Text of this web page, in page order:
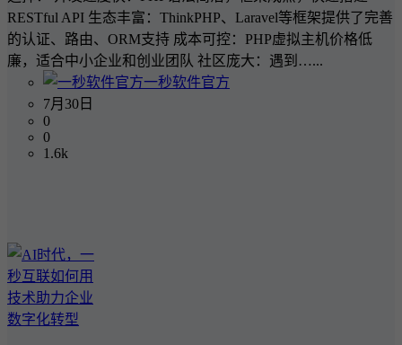
RESTful API 生态丰富：ThinkPHP、Laravel等框架提供了完善
的认证、路由、ORM支持 成本可控：PHP虚拟主机价格低
廉，适合中小企业和创业团队 社区庞大：遇到…...
一秒软件官方
7月30日
0
0
1.6k